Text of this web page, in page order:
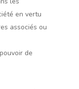
en vertu
associés ou
de